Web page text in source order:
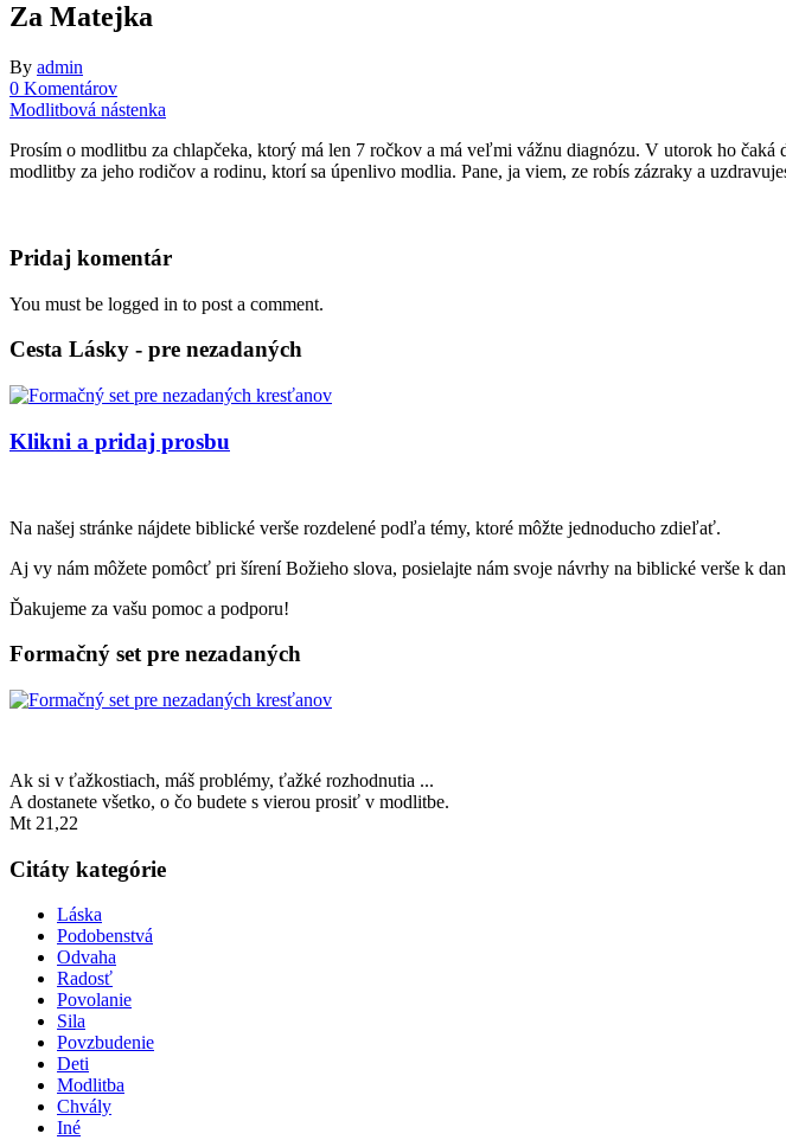
Za Matejka
By admin
0 Komentárov
Modlitbová nástenka
Prosím o modlitbu za chlapčeka, ktorý má len 7 ročkov a má veľmi vážnu diagnózu. V utorok ho
modlitby za jeho rodičov a rodinu, ktorí sa úpenlivo modlia. Pane, ja viem, ze robís zázraky a
Pridaj komentár
You must be logged in to post a comment.
Cesta Lásky - pre nezadaných
Klikni a pridaj prosbu
Na našej stránke nájdete biblické verše rozdelené podľa témy, ktoré môžte jednoducho zdieľať.
Aj vy nám môžete pomôcť pri šírení Božieho slova, posielajte nám svoje návrhy na biblické verše k
Ďakujeme za vašu pomoc a podporu!
Formačný set pre nezadaných
Ak si v ťažkostiach, máš problémy, ťažké rozhodnutia ...
A dostanete všetko, o čo budete s vierou prosiť v modlitbe.
Mt 21,22
Citáty kategórie
Láska
Podobenstvá
Odvaha
Radosť
Povolanie
Sila
Povzbudenie
Deti
Modlitba
Chvály
Iné